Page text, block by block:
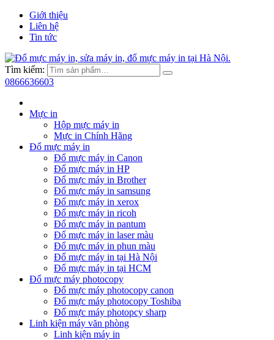
Giới thiệu
Liên hệ
Tin tức
Tìm kiếm:
0866636603
Mực in
Hộp mực máy in
Mực in Chính Hãng
Đổ mực máy in
Đổ mực máy in Canon
Đổ mực máy in HP
Đổ mực máy in Brother
Đổ mực máy in samsung
Đổ mực máy in xerox
Đổ mực máy in ricoh
Đổ mực máy in pantum
Đổ mực máy in laser màu
Đổ mực máy in phun màu
Đổ mực máy in tại Hà Nội
Đổ mực máy in tại HCM
Đổ mực máy photocopy
Đổ mực máy photocopy canon
Đổ mực máy photocopy Toshiba
Đổ mực máy photopcy sharp
Linh kiện máy văn phòng
Linh kiện máy in